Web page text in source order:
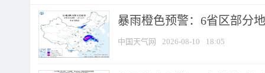
暴雨橙色预警：6省区部分
中国天气网 2026-08-10 18:05